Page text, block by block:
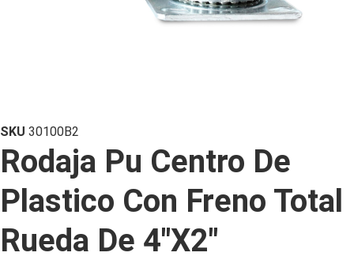
SKU 30100B2
Rodaja Pu Centro De
Plastico Con Freno Total
Rueda De 4″X2″